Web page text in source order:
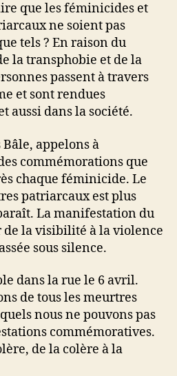
que les féminicides et
ne soient pas
tels ? En raison du
la transphobie et de la
passent à travers
et sont rendues
aussi dans la société.
appelons à
commémorations que
chaque féminicide. Le
patriarcaux est plus
La manifestation du
de la visibilité à la violence
sous silence.
dans la rue le 6 avril.
de tous les meurtres
nous ne pouvons pas
commémoratives.
de la colère à la